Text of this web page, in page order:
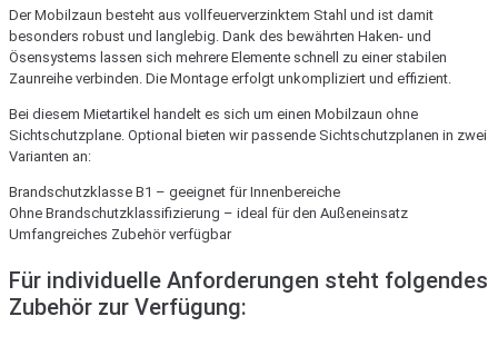
Der Mobilzaun besteht aus vollfeuerverzinktem Stahl und ist damit
besonders robust und langlebig. Dank des bewährten Haken- und
Ösensystems lassen sich mehrere Elemente schnell zu einer stabilen
Zaunreihe verbinden. Die Montage erfolgt unkompliziert und effizient.
Bei diesem Mietartikel handelt es sich um einen Mobilzaun ohne
Sichtschutzplane. Optional bieten wir passende Sichtschutzplanen in zwei
Varianten an:
Brandschutzklasse B1 – geeignet für Innenbereiche
Ohne Brandschutzklassifizierung – ideal für den Außeneinsatz
Umfangreiches Zubehör verfügbar
Für individuelle Anforderungen steht folgendes
Zubehör zur Verfügung: